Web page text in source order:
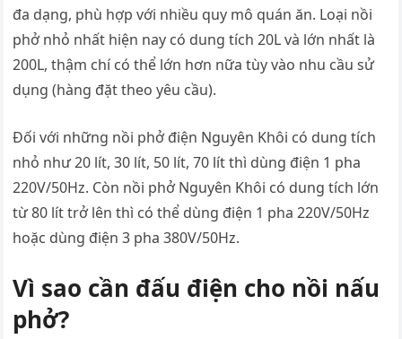
đa dạng, phù hợp với nhiều quy mô quán ăn. Loại nồi
phở nhỏ nhất hiện nay có dung tích 20L và lớn nhất là
200L, thậm chí có thể lớn hơn nữa tùy vào nhu cầu sử
dụng (hàng đặt theo yêu cầu).
Đối với những nồi phở điện Nguyên Khôi có dung tích
nhỏ như 20 lít, 30 lít, 50 lít, 70 lít thì dùng điện 1 pha
220V/50Hz. Còn nồi phở Nguyên Khôi có dung tích lớn
từ 80 lít trở lên thì có thể dùng điện 1 pha 220V/50Hz
hoặc dùng điện 3 pha 380V/50Hz.
Vì sao cần đấu điện cho nồi nấu
phở?